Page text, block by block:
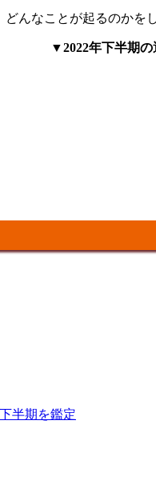
どんなことが起るのかを
▼2022年下半期
半期を鑑定